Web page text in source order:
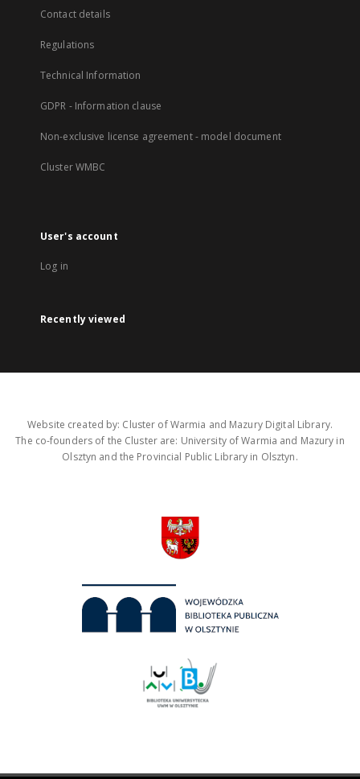
Contact details
Regulations
Technical Information
GDPR - Information clause
Non-exclusive license agreement - model document
Cluster WMBC
User's account
Log in
Recently viewed
Website created by: Cluster of Warmia and Mazury Digital Library.
The co-founders of the Cluster are: University of Warmia and Mazury in
Olsztyn and the Provincial Public Library in Olsztyn.